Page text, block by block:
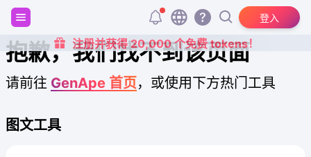
登入
注册并获得 20,000 个免费 tokens！
抱歉，我们找不到该页面
请前往 GenApe 首页，或使用下方热门工具
图文工具